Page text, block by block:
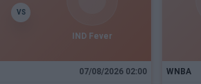
VS
IND Fever
07/08/2026 02:00 WNBA